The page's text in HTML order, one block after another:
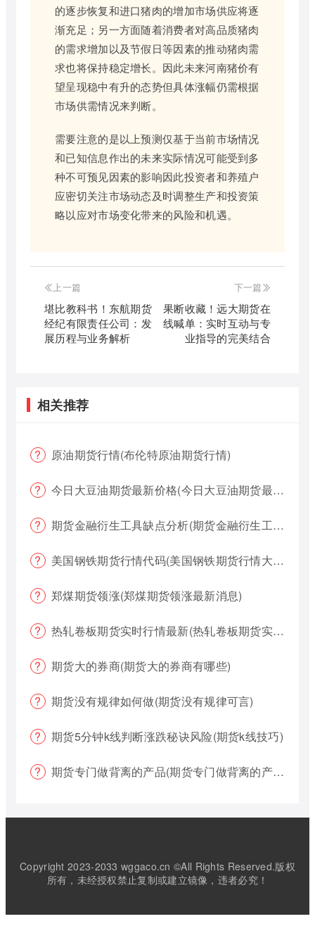
的逐步恢复和进口猪肉的增加市场供应将逐
渐充足；另一方面随着消费者对高品质猪肉
的需求增加以及节假日等因素的推动猪肉需
求也将保持稳定增长。因此未来河南猪价有
望呈现稳中有升的态势但具体涨幅仍需根据
市场供需情况来判断。
需要注意的是以上预测仅基于当前市场情况
和已知信息作出的未来实际情况可能受到多
种不可预见因素的影响因此投资者和养殖户
应密切关注市场动态及时调整生产和投资策
略以应对市场变化带来的风险和机遇。
上一篇
堪比教科书！东航期货
经纪有限责任公司：发
展历程与业务解析
下一篇
果断收藏！远大期货在
线喊单：实时互动与专
业指导的完美结合
相关推荐
原油期货行情(布伦特原油期货行情)
今日大豆油期货最新价格(今日大豆油期货最新价格行情)
期货金融衍生工具缺点分析(期货金融衍生工具缺点分析报告)
美国钢铁期货行情代码(美国钢铁期货行情大盘)
郑煤期货领涨(郑煤期货领涨最新消息)
热轧卷板期货实时行情最新(热轧卷板期货实时行情最新报价)
期货大的券商(期货大的券商有哪些)
期货没有规律如何做(期货没有规律可言)
期货5分钟k线判断涨跌秘诀风险(期货k线技巧)
期货专门做背离的产品(期货专门做背离的产品有哪些)
Copyright 2023-2033 wggaco.cn ©All Rights Reserved.版权
所有，未经授权禁止复制或建立镜像，违者必究！